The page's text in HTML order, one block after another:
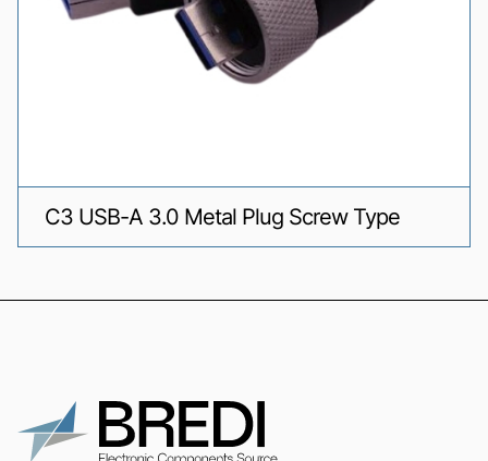
C3 USB-A 3.0 Metal Plug Screw Type